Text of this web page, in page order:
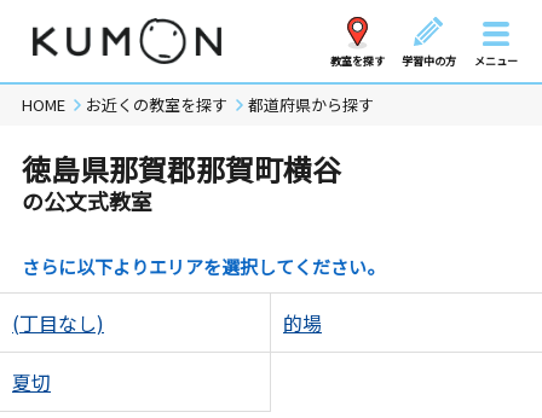
教室を探す 学習中の方 メニュー
HOME お近くの教室を探す 都道府県から探す
徳島県那賀郡那賀町横谷
の公文式教室
さらに以下よりエリアを選択してください。
(丁目なし) 的場
夏切